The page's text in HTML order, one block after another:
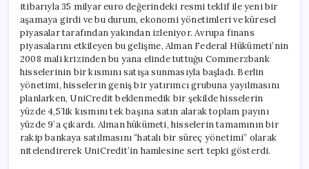
itibarıyla 35 milyar euro değerindeki resmi teklif ile yeni bir
aşamaya girdi ve bu durum, ekonomi yönetimleri ve küresel
piyasalar tarafından yakından izleniyor. Avrupa finans
piyasalarını etkileyen bu gelişme, Alman Federal Hükümeti’nin
2008 mali krizinden bu yana elinde tuttuğu Commerzbank
hisselerinin bir kısmını satışa sunmasıyla başladı. Berlin
yönetimi, hisselerin geniş bir yatırımcı grubuna yayılmasını
planlarken, UniCredit beklenmedik bir şekilde hisselerin
yüzde 4,5’lik kısmını tek başına satın alarak toplam payını
yüzde 9’a çıkardı. Alman hükümeti, hisselerin tamamının bir
rakip bankaya satılmasını “hatalı bir süreç yönetimi” olarak
nitelendirerek UniCredit’in hamlesine sert tepki gösterdi.